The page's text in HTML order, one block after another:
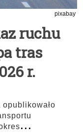
pixabay
ruchu
tras
r.
...